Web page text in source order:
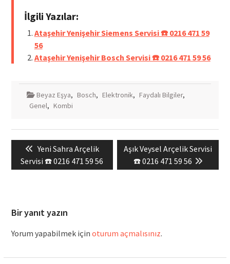
İlgili Yazılar:
Ataşehir Yenişehir Siemens Servisi ☎️ 0216 471 59
56
Ataşehir Yenişehir Bosch Servisi ☎️ 0216 471 59 56
Beyaz Eşya, Bosch, Elektronik, Faydalı Bilgiler,
Genel, Kombi
Yazı
gezinmesi
Previous
post:
Yeni Sahra Arçelik
Servisi ☎️ 0216 471 59 56
Next
post:
Aşık Veysel Arçelik Servisi
☎️ 0216 471 59 56
Bir yanıt yazın
Yorum yapabilmek için oturum açmalısınız.